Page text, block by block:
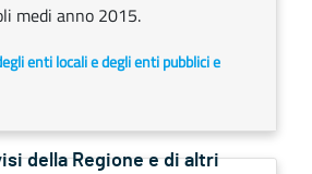
medi anno 2015.
enti locali e degli enti pubblici e
della Regione e di altri